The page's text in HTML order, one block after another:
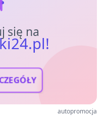
się na
autopromocja